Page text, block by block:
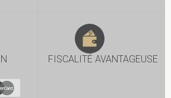
FISCALITÉ AVANTAGEUSE